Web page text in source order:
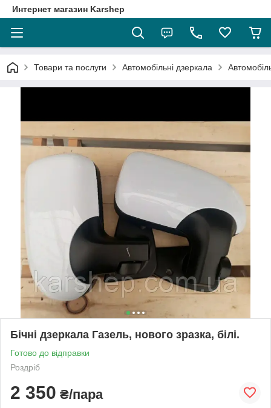
Интернет магазин Karshep
Товари та послуги Автомобільні дзеркала
Бічні дзеркала Газель, нового зразка, білі.
Готово до відправки
Роздріб
2 350 ₴/пара